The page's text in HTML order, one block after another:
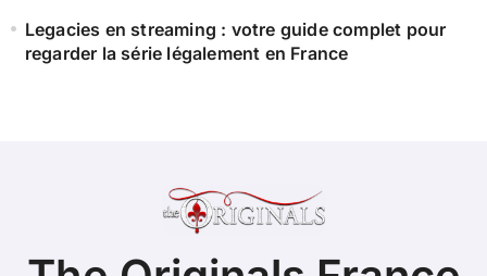
Legacies en streaming : votre guide complet pour
regarder la série légalement en France